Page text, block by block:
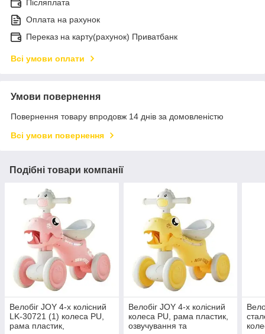
Післяплата
Оплата на рахунок
Переказ на карту(рахунок) Приватбанк
Всі умови оплати
Умови повернення
Повернення товару впродовж 14 днів за домовленістю
Всі умови повернення
Подібні товари компанії
Велобіг JOY 4-х колісний
LK-30721 (1) колеса PU,
рама пластик,
Велобіг JOY 4-х колісний
колеса PU, рама пластик,
озвучування та